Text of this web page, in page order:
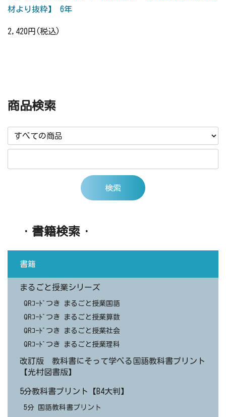
材より抜粋】 6年
2,420円(税込)
商品検索
・書籍検索・
書籍
まるごと授業シリーズ
QRｺｰﾄﾞつき まるごと授業国語
QRｺｰﾄﾞつき まるごと授業算数
QRｺｰﾄﾞつき まるごと授業社会
QRｺｰﾄﾞつき まるごと授業理科
改訂版 教科書にそって学べる国語教科書プリント
【光村図書版】
5分教科書プリント【B4大判】
5分 国語教科書プリント